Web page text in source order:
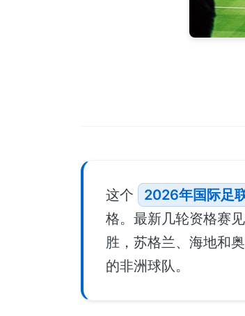
这个 2026年国际足
格。最新几轮资格赛
胜，苏格兰、海地和
的非洲球队。